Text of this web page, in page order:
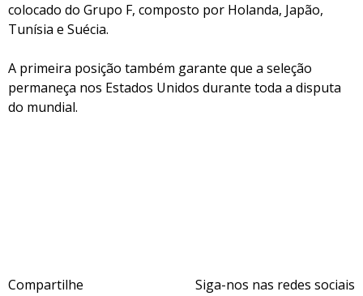
colocado do Grupo F, composto por Holanda, Japão,
Tunísia e Suécia.
A primeira posição também garante que a seleção
permaneça nos Estados Unidos durante toda a disputa
do mundial.
Compartilhe Siga-nos nas redes sociais